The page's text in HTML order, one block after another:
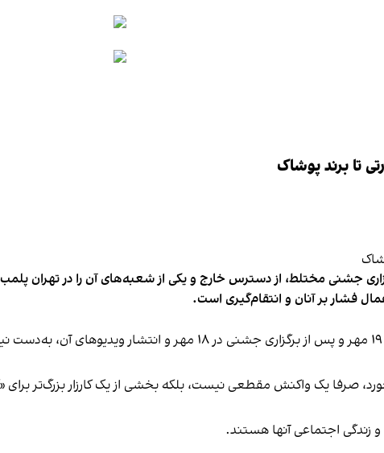
تا برند پوشاک
جشنی مختلط، از دسترس خارج و یکی از شعبه‌های آن را در تهران پلمب
فشار بر آنان و انتقام‌گیری است.
برخی رسانه‌ها در ایران گزارش دادند فروشگاه جین‌وست در خیابان فرشته تهران، شنبه ۱۹ مهر و پس از برگزاری
صرفا یک واکنش مقطعی نیست، بلکه بخشی از یک کارزار بزرگ‌تر برای
زندگی اجتماعی آنها هستند.